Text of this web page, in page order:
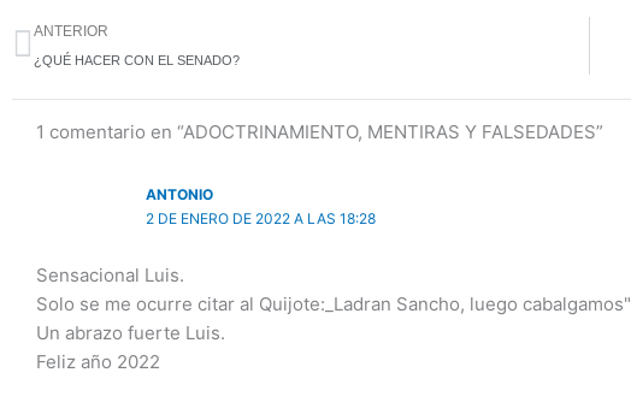
t
t
e
r
e
d
i
g
r
a
Ant
ANTERIOR
¿QUÉ HACER CON EL SENADO?
1 comentario en “ADOCTRINAMIENTO, MENTIRAS Y FALSEDADES”
ANTONIO
2 DE ENERO DE 2022 A LAS 18:28
Sensacional Luis.
Solo se me ocurre citar al Quijote:_Ladran Sancho, luego cabalgamos"_
Un abrazo fuerte Luis.
Feliz año 2022